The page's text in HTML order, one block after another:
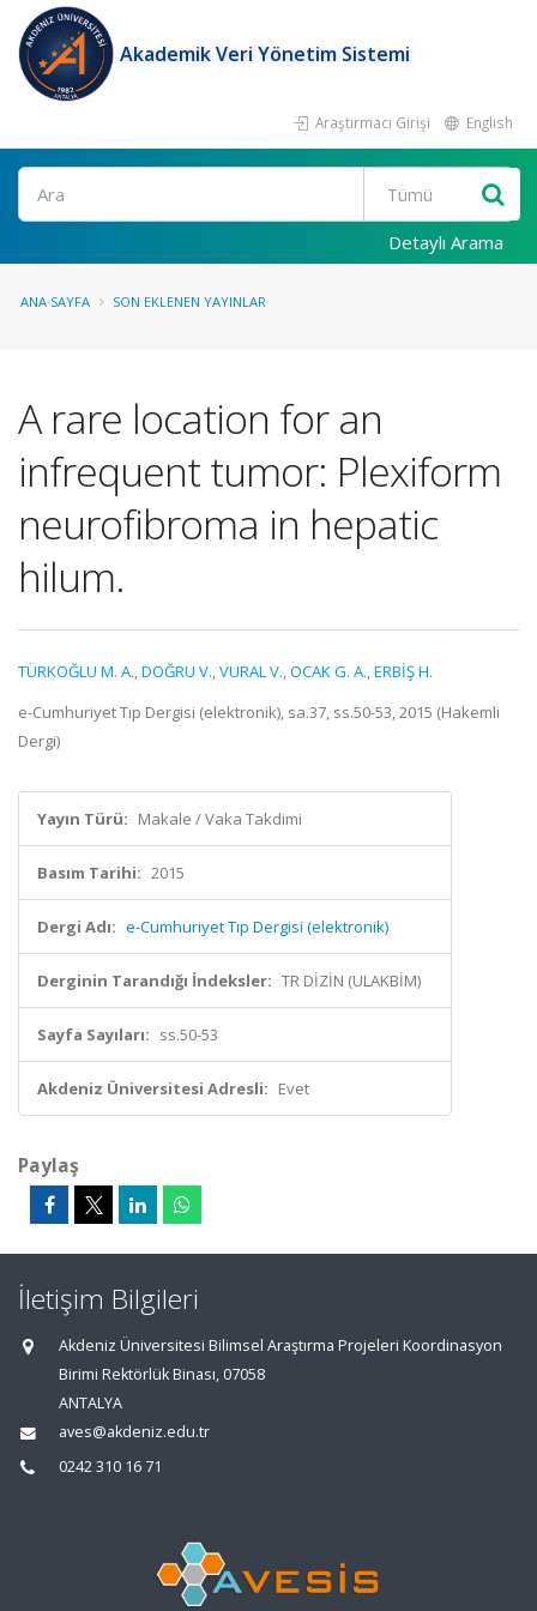
Akademik Veri Yönetim Sistemi
Araştırmacı Girişi English
Ara
Detaylı Arama
ANA SAYFA SON EKLENEN YAYINLAR
A rare location for an
infrequent tumor: Plexiform
neurofibroma in hepatic
hilum.
TÜRKOĞLU M. A.,DOĞRU V.,VURAL V.,OCAK G. A.,ERBİŞ H.
e-Cumhuriyet Tıp Dergisi (elektronik), sa.37, ss.50-53, 2015 (Hakemli
Dergi)
Yayın Türü: Makale / Vaka Takdimi
Basım Tarihi: 2015
Dergi Adı: e-Cumhuriyet Tıp Dergisi (elektronik)
Derginin Tarandığı İndeksler: TR DİZİN (ULAKBİM)
Sayfa Sayıları: ss.50-53
Akdeniz Üniversitesi Adresli: Evet
Paylaş
İletişim Bilgileri
Akdeniz Üniversitesi Bilimsel Araştırma Projeleri Koordinasyon
Birimi Rektörlük Binası, 07058
ANTALYA
aves@akdeniz.edu.tr
0242 310 16 71